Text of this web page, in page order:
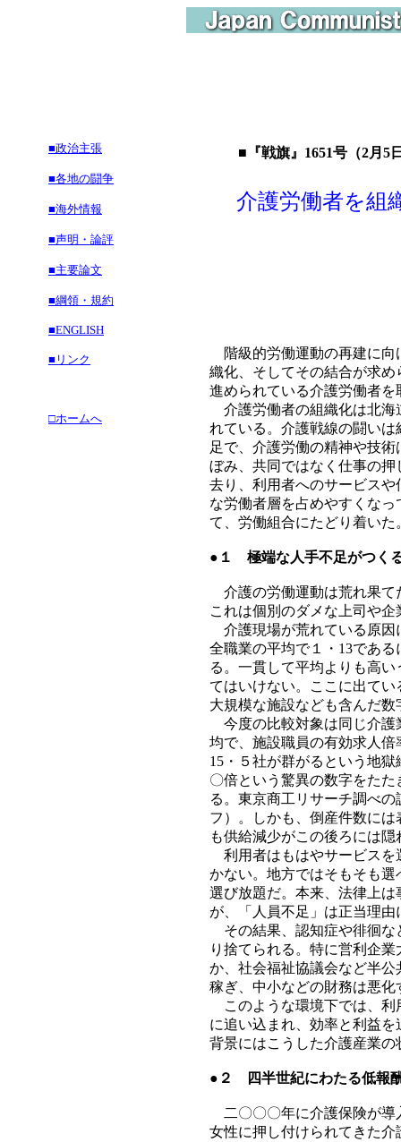
■政治主張
■各地の闘争
■海外情報
■声明・論評
■主要論文
■綱領・規約
■ENGLISH
■リンク
□ホームへ
■『戦旗』1651号（2月5
介護労働者を組
階級的労働運動の再建に向
織化、そしてその結合が求
進められている介護労働者
介護労働者の組織化は北海
れている。介護戦線の闘い
足で、介護労働の精神や技
ぼみ、共同ではなく仕事の
去り、利用者へのサービス
な労働者層を占めやすくな
て、労働組合にたどり着いた
●１ 極端な人手不足がつく
介護の労働運動は荒れ果て
これは個別のダメな上司や
介護現場が荒れている原因
全職業の平均で１・13であ
る。一貫して平均よりも高
てはいけない。ここに出て
大規模な施設なども含んだ
今度の比較対象は同じ介護
均で、施設職員の有効求人倍
15・５社が群がるという地
〇倍という驚異の数字をた
る。東京商工リサーチ調べ
フ）。しかも、倒産件数に
も供給減少がこの後ろには隠
利用者はもはやサービスを
かない。地方ではそもそも
選び放題だ。本来、法律上
が、「人員不足」は正当理
その結果、認知症や徘徊な
り捨てられる。特に営利企
か、社会福祉協議会など半
稼ぎ、中小などの財務は悪
このような環境下では、利
に追い込まれ、効率と利益
背景にはこうした介護産業の
●２ 四半世紀にわたる低報
二〇〇〇年に介護保険が導
女性に押し付けられてきた